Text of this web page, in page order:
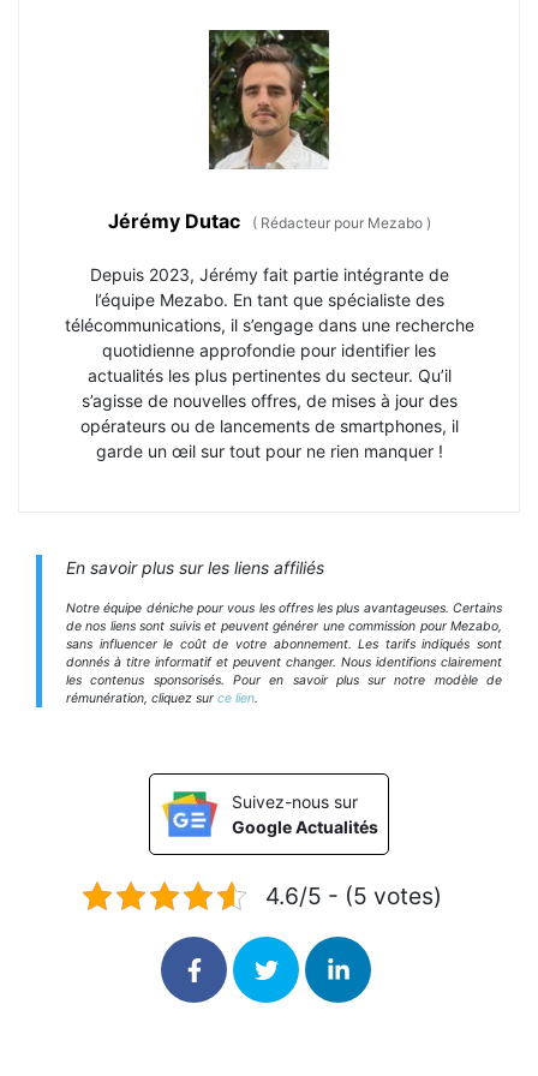
Jérémy Dutac (Rédacteur pour Mezabo )
Depuis 2023, Jérémy fait partie intégrante de
l’équipe Mezabo. En tant que spécialiste des
télécommunications, il s’engage dans une recherche
quotidienne approfondie pour identifier les
actualités les plus pertinentes du secteur. Qu’il
s’agisse de nouvelles offres, de mises à jour des
opérateurs ou de lancements de smartphones, il
garde un œil sur tout pour ne rien manquer !
En savoir plus sur les liens affiliés
Notre équipe déniche pour vous les offres les plus avantageuses. Certains
de nos liens sont suivis et peuvent générer une commission pour Mezabo,
sans influencer le coût de votre abonnement. Les tarifs indiqués sont
donnés à titre informatif et peuvent changer. Nous identifions clairement
les contenus sponsorisés. Pour en savoir plus sur notre modèle de
rémunération, cliquez sur ce lien
Suivez-nous sur
Google Actualités
4.6/5 - (5 votes)